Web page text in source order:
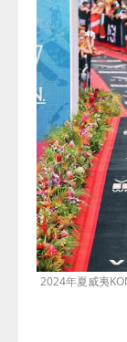
2024年夏威夷